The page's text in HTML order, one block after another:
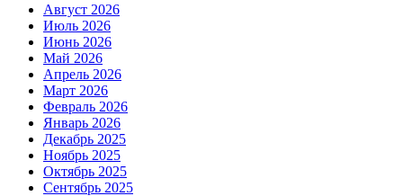
Август 2026
Июль 2026
Июнь 2026
Май 2026
Апрель 2026
Март 2026
Февраль 2026
Январь 2026
Декабрь 2025
Ноябрь 2025
Октябрь 2025
Сентябрь 2025